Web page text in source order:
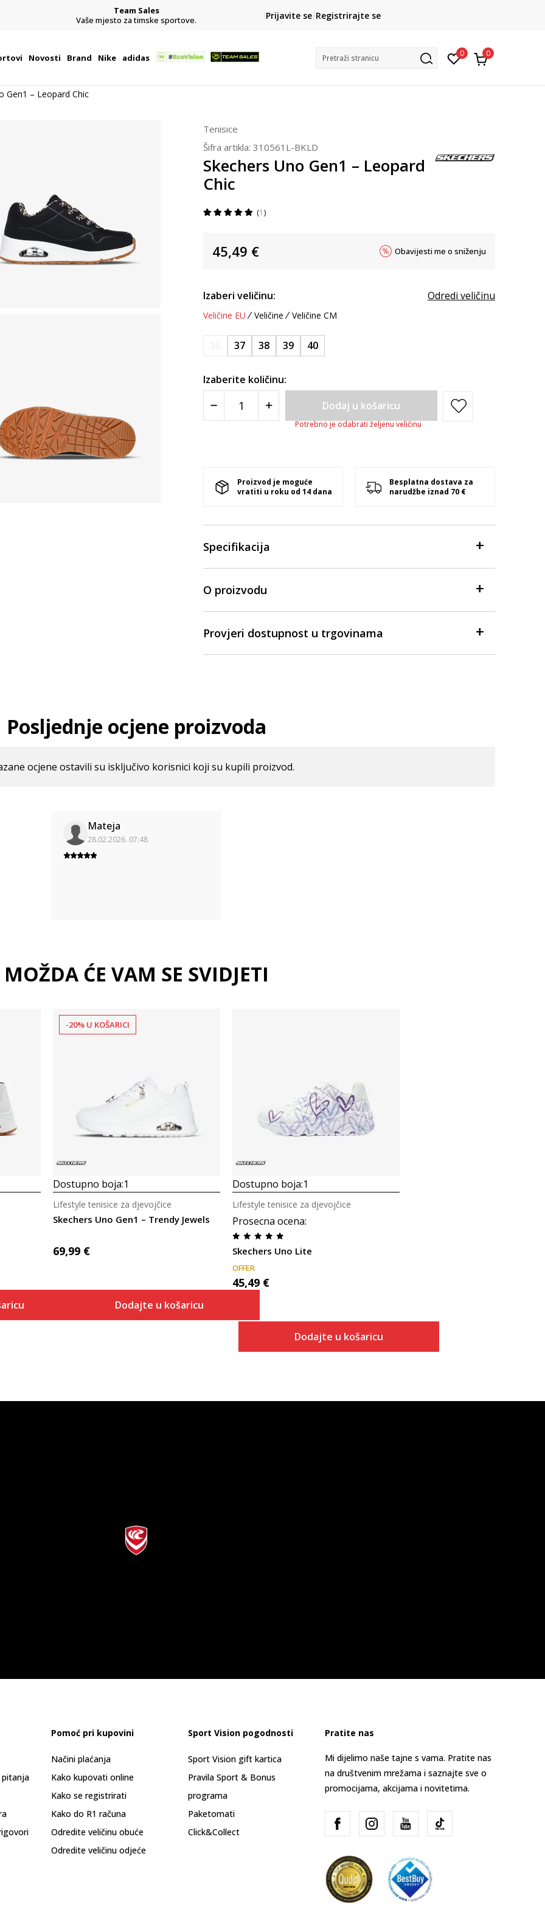
Team Sales
Vaše mjesto za timske sportove.
CLICK& COLLECT
besplatno preuzimanje u trgovini
Prijavite se Registrirajte se
Novosti Brand Nike adidas Pretraži stranicu 0 0
Gen1 – Leopard Chic
Tenisice
Šifra artikla: 310561L-BKLD
Skechers Uno Gen1 – Leopard
Chic
1
45,49 € Obavijesti me o sniženju
Izaberi veličinu: Odredi veličinu
Veličine EU Veličine Veličine CM
37 38 39 40
Izaberite količinu:
Dodaj u košaricu
Potrebno je odabrati željenu veličinu
Proizvod je moguće
vratiti u roku od 14 dana
Besplatna dostava za
narudžbe iznad 70 €
Specifikacija
O proizvodu
Provjeri dostupnost u trgovinama
Posljednje ocjene proizvoda
ocjene ostavili su isključivo korisnici koji su kupili proizvod.
Mateja
28.02.2026. 07:48
MOŽDA ĆE VAM SE SVIDJETI
-20% U KOŠARICI
Dostupno boja:1
Skechers Uno Gen1 – Trendy Jewels
Lifestyle tenisice za djevojčice
69,99 €
Dodajte u košaricu
Dostupno boja:1
Prosecna ocena:
Skechers Uno Lite
Lifestyle tenisice za djevojčice
OFFER
45,49 €
Dodajte u košaricu
pitanja
Pomoć pri kupovini
Načini plaćanja
Kako kupovati online
Kako se registrirati
Kako do R1 računa
Odredite veličinu obuće
Odredite veličinu odjeće
Sport Vision pogodnosti
Sport Vision gift kartica
Pravila Sport & Bonus
programa
Paketomati
Click&Collect
Pratite nas
Mi dijelimo naše tajne s vama. Pratite nas
na društvenim mrežama i saznajte sve o
promocijama, akcijama i novitetima.